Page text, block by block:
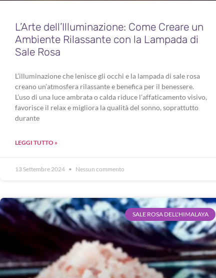
L’Arte dell’Illuminazione: Come Creare un
Ambiente Rilassante con la Lampada di
Sale Rosa
L’illuminazione che lenisce gli occhi e la lampada di sale rosa
creano un’atmosfera rilassante e benefica per il benessere.
L’uso di una luce ambrata o calda riduce l’affaticamento visivo,
favorisce il relax e migliora la qualità del sonno, soprattutto
durante
LEGGI TUTTO »
13 Settembre 2024 Nessun commento
SALE ROSA DELL'HIMALAYA